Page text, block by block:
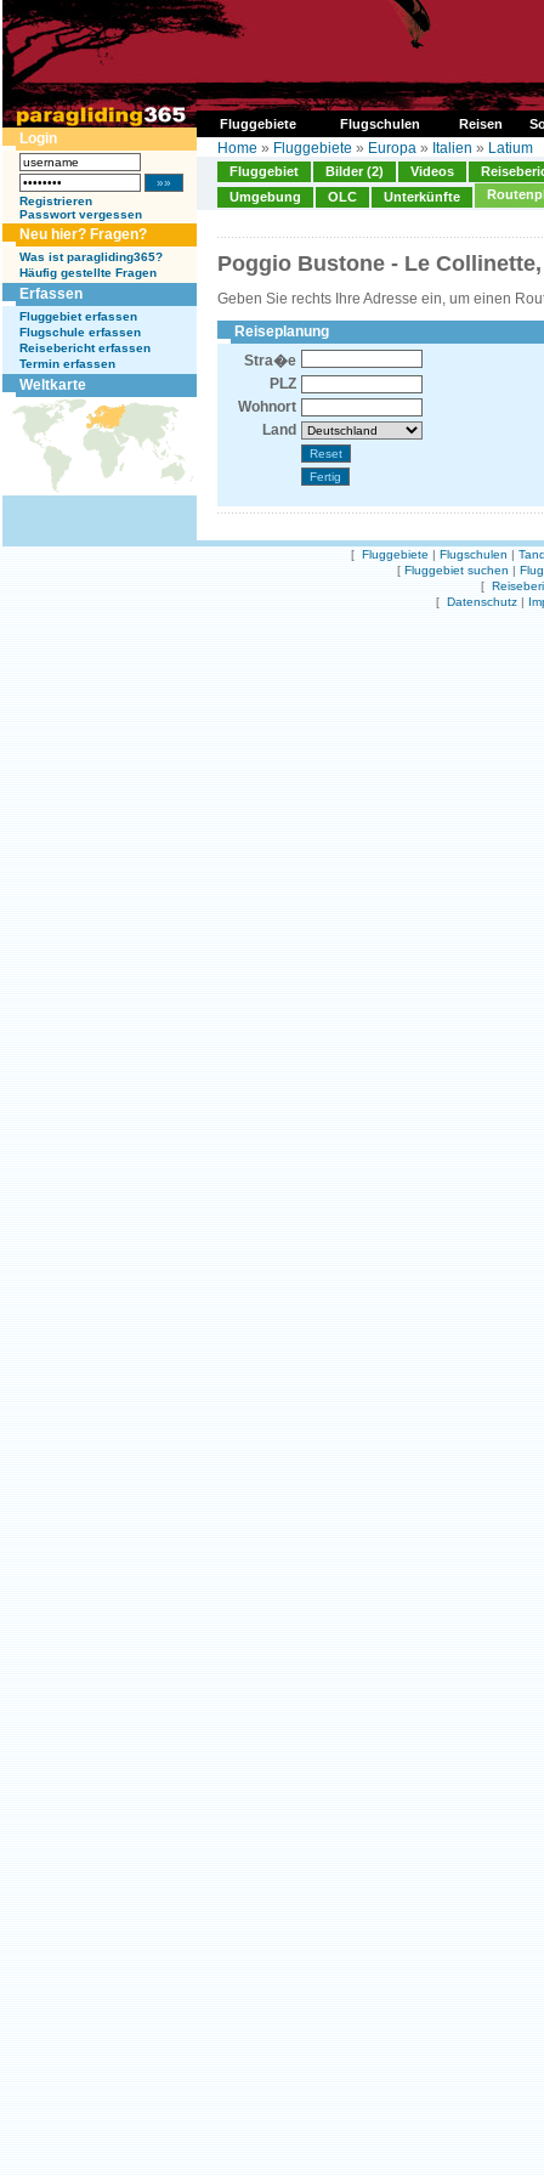
Fluggebiete Flugschulen Reisen
Login
Registrieren
Passwort vergessen
Neu hier? Fragen?
Was ist paragliding365?
Häufig gestellte Fragen
Erfassen
Fluggebiet erfassen
Flugschule erfassen
Reisebericht erfassen
Termin erfassen
Weltkarte
Home » Fluggebiete » Europa » Italien » Latium
Fluggebiet Bilder (2) Videos
Umgebung
OLC Unterkünfte
Poggio Bustone - Le
Geben Sie rechts Ihre Adresse ein, um einen
Reiseplanung
Stra�e
PLZ
Wohnort
Land
[ Fluggebiete | Flugschulen |
[ Fluggebiet suchen |
[
[ Datenschutz |